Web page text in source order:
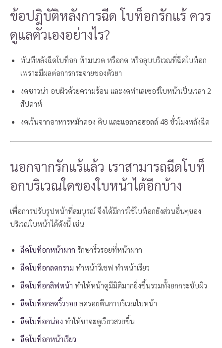
ข้อปฎิบัติหลังการฉีด โบท็อกรักแร้ ควร
ดูแลตัวเองอย่างไร?
ทันทีหลังฉีดโบท็อก ห้ามนวด หรือกด หรือลูบบริเวณที่ฉีดโบท็อก
เพราะมีผลต่อการกระจายของตัวยา
งดซาวน่า อบผิวด้วยความร้อน และงดทำเลเซอร์ใบหน้าเป็นเวลา 2
สัปดาห์
งดเว้นจากอาหารหมักดอง ดิบ และแอลกอฮอลล์ 48 ชั่วโมงหลังฉีด
นอกจากรักแร้แล้ว เราสามารถฉีดโบท็
อกบริเวณใดของใบหน้าได้อีกบ้าง
เพื่อการปรับรูปหน้าที่สมบูรณ์ จึงได้มีการใช้โบท็อกยังส่วนอื่นๆของ
บริเวณใบหน้าได้ดังนี้ เช่น
ฉีดโบท็อกหน้าผาก รักษาริ้วรอยที่หน้าผาก
ฉีดโบท็อกลดกราม ทำหน้าวีเชฟ ทำหน้าเรียว
ฉีดโบท็อกลิฟหน้า ทำให้หน้าดูมีมิติมากยิ่งขึ้นรวมทั้งยกกระชับผิว
ฉีดโบท็อกลดริ้วรอย ลดรอยตีนกาบริเวณใบหน้า
ฉีดโบท็อกน่อง ทำให้ขาจะดูเรียวสวยขึ้น
ฉีดโบท็อกหน้าเรียว